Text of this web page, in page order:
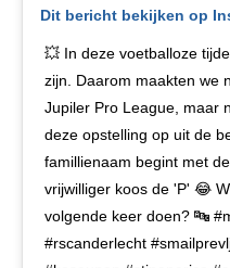
Dit bericht bekijken op
💥 In deze voetballoze
zijn. Daarom maakten we
Jupiler Pro League, maar
deze opstelling op uit de
famillienaam begint met
vrijwilliger koos de 'P' 😂
volgende keer doen? 🔤
#rscanderlecht